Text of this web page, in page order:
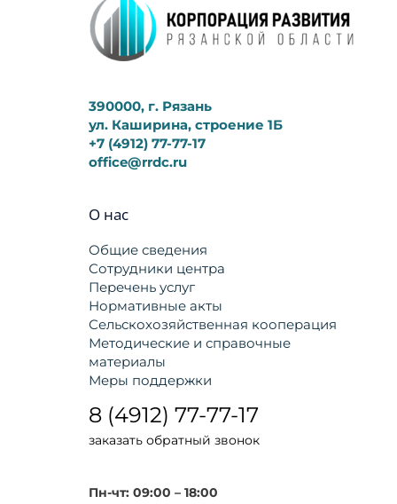
390000, г. Рязань
ул. Каширина, строение 1Б
+7 (4912) 77-77-17
office@rrdc.ru
О нас
Общие сведения
Сотрудники центра
Перечень услуг
Нормативные акты
Сельскохозяйственная кооперация
Методические и справочные
материалы
Меры поддержки
8 (4912) 77-77-17
заказать обратный звонок
Пн-чт: 09:00 – 18:00